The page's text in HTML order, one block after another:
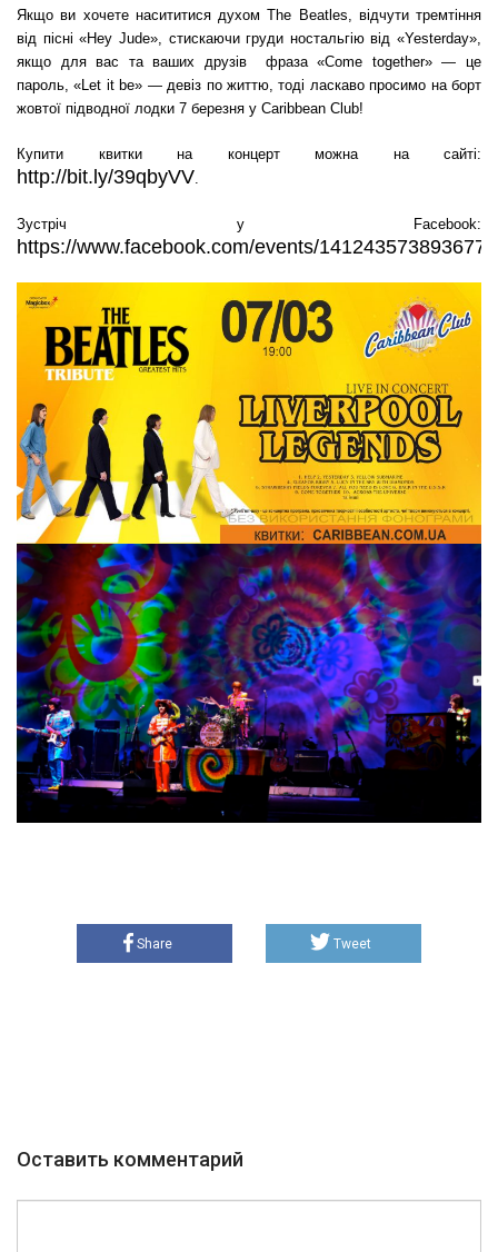
Якщо ви хочете насититися духом The Beatles, відчути тремтіння
від пісні «Hey Jude», стискаючи груди ностальгію від «Yesterday»,
якщо для вас та ваших друзів фраза «Come together» — це
пароль, «Let it be» — девіз по життю, тоді ласкаво просимо на борт
жовтої підводної лодки 7 березня у Caribbean Club!
Купити квитки на концерт можна на сайті:
http://bit.ly/39qbyVV.
Зустріч у Facebook:
https://www.facebook.com/events/1412435738936778
Share Tweet
Оставить комментарий